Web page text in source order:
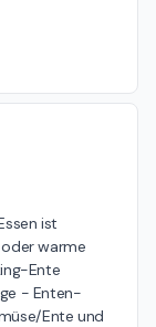
ist
warme
Ente
- Enten-
Ente und